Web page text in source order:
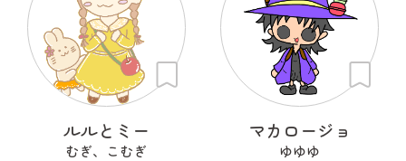
ルルとミー
むぎ、こむぎ
マカロージョ
ゆゆゆ